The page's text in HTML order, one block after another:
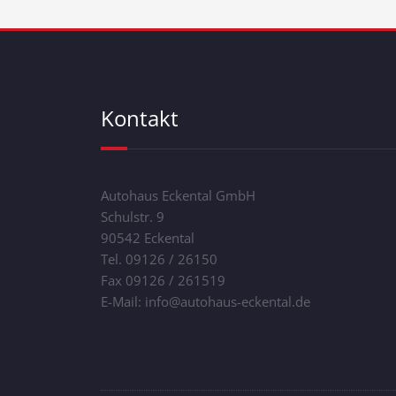
Kontakt
Autohaus Eckental GmbH
Schulstr. 9
90542 Eckental
Tel. 09126 / 26150
Fax 09126 / 261519
E-Mail: info@autohaus-eckental.de